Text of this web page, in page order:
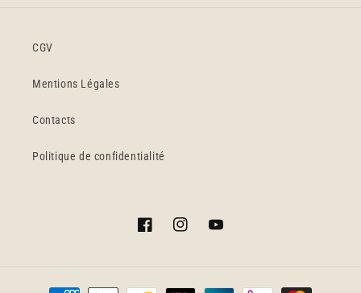
CGV
Mentions Légales
Contacts
Politique de confidentialité
FacebookInstagramYouTube
Moyens